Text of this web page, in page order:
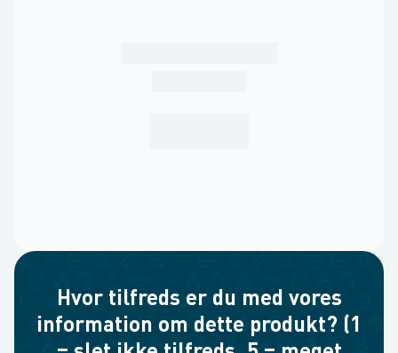
Hvor tilfreds er du med vores
information om dette produkt? (1